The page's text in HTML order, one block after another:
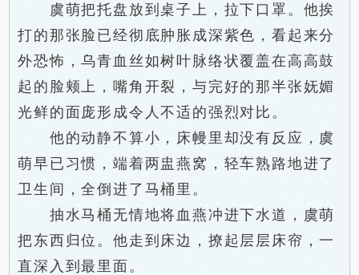
虞萌把托盘放到桌子上，拉下口罩。他挨
打的那张脸已经彻底肿胀成深紫色，看起来分
外恐怖，乌青血丝如树叶脉络状覆盖在高高鼓
起的脸颊上，嘴角开裂，与完好的那半张妩媚
光鲜的面庞形成令人不适的强烈对比。
他的动静不算小，床幔里却没有反应，虞
萌早已习惯，端着两盅燕窝，轻车熟路地进了
卫生间，全倒进了马桶里。
抽水马桶无情地将血燕冲进下水道，虞萌
把东西归位。他走到床边，撩起层层床帘，一
直深入到最里面。